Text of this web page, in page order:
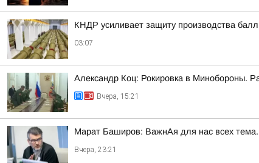
КНДР усиливает защиту производства
03:07
Александр Коц: Рокировка в Минобороны.
Вчера, 15:21
Марат Баширов: ВажнАя для нас всех
Вчера, 23:21